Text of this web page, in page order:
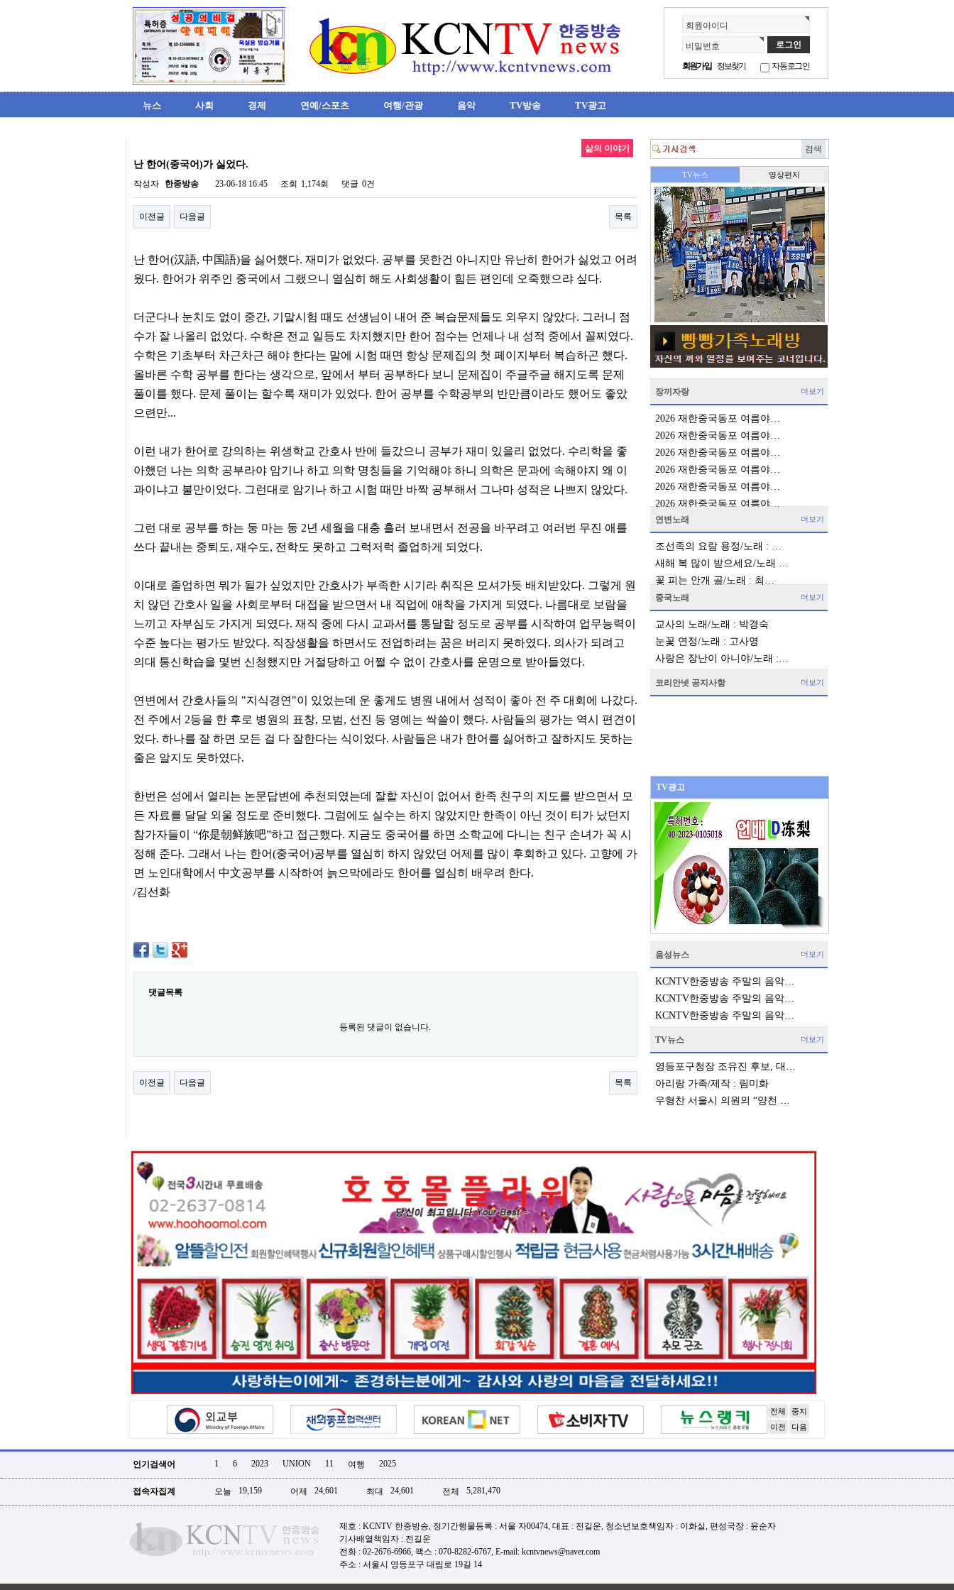
회원아이디
비밀번호
회원가입
정보찾기 자동로그인
뉴스 사회 경제 연예/스포츠 여행/관광 음악 TV방송 TV광고
탑-
시
리
스
구
미
프
진
미
진
약
국
임
중
절
토
트
사
이
위
비
웹
토
끼
시
간
무
료
24
간
대
출
밍
갱
통
영
만
남
찾
기
출
비
아
DOMCLUB
코
리
아
아
e
뉴
비
아
센
강
법
링
114
출
대
출
후
아
비
아
릴
삶의 이야기
난 한어(중국어)가 싫었다.
작성자 한중방송 23-06-18 16:45 조회 1,174회 댓글 0건
이전글 다음글 목록
난 한어(汉語, 中国語)을 싫어했다. 재미가 없었다. 공부를 못한건 아니지만 유난히 한어가 싫었고 어려
웠다. 한어가 위주인 중국에서 그랬으니 열심히 해도 사회생활이 힘든 편인데 오죽했으랴 싶다.
​더군다나 눈치도 없이 중간, 기말시험 때도 선생님이 내어 준 복습문제들도 외우지 않았다. 그러니 점
수가 잘 나올리 없었다. 수학은 전교 일등도 차지했지만 한어 점수는 언제나 내 성적 중에서 꼴찌였다.
수학은 기초부터 차근차근 해야 한다는 말에 시험 때면 항상 문제집의 첫 페이지부터 복습하곤 했다.
올바른 수학 공부를 한다는 생각으로, 앞에서 부터 공부하다 보니 문제집이 주글주글 해지도록 문제
풀이를 했다. 문제 풀이는 할수록 재미가 있었다. 한어 공부를 수학공부의 반만큼이라도 했어도 좋았
으련만...
​이런 내가 한어로 강의하는 위생학교 간호사 반에 들갔으니 공부가 재미 있을리 없었다. ​수리학을 좋
아했던 나는 의학 공부라야 암기나 하고 의학 명칭들을 기억해야 하니 의학은 문과에 속해야지 왜 이
과이냐고 불만이었다. 그런대로 암기나 하고 시험 때만 바짝 공부해서 그나마 성적은 나쁘지 않았다.
그런 대로 공부를 하는 둥 마는 둥 2년 세월을 대충 흘러 보내면서 전공을 바꾸려고 여러번 무진 애를
쓰다 끝내는 중퇴도, 재수도, 전학도 못하고 그럭저럭 졸업하게 되었다.
이대로 졸업하면 뭐가 될가 싶었지만 간호사가 부족한 시기라 취직은 모셔가듯 배치받았다. 그렇게 원
치 않던 간호사 일을 사회로부터 대접을 받으면서 내 직업에 애착을 가지게 되였다. 나름대로 보람을
느끼고 자부심도 가지게 되였다. 재직 중에 다시 교과서를 통달할 정도로 공부를 시작하여 업무능력이
수준 높다는 평가도 받았다. 직장생활을 하면서도 전업하려는 꿈은 버리지 못하였다. 의사가 되려고
의대 통신학습을 몇번 신청했지만 거절당하고 어쩔 수 없이 간호사를 운명으로 받아들였다.
연변에서 간호사들의 "지식경연"이 있었는데 운 좋게도 병원 내에서 성적이 좋아 전 주 대회에 나갔다.
전 주에서 2등을 한 후로 병원의 표창, 모범, 선진 등 영예는 싹쓸이 했다. 사람들의 평가는 역시 편견이
었다. 하나를 잘 하면 모든 걸 다 잘한다는 식이었다. 사람들은 내가 한어를 싫어하고 잘하지도 못하는
줄은 알지도 못하였다.
한번은 성에서 열리는 논문답변에 추천되였는데 잘할 자신이 없어서 한족 친구의 지도를 받으면서 모
든 자료를 달달 외울 정도로 준비했다. 그럼에도 실수는 하지 않았지만 한족이 아닌 것이 티가 났던지
참가자들이 “你是朝鲜族吧”하고 접근했다. 지금도 중국어를 하면 소학교에 다니는 친구 손녀가 꼭 시
정해 준다. 그래서 나는 한어(중국어)공부를 열심히 하지 않았던 어제를 많이 후회하고 있다. 고향에 가
면 노인대학에서 中文공부를 시작하여 늙으막에라도 한어를 열심히 배우려 한다.
/김선화
댓글목록
등록된 댓글이 없습니다.
이전글 다음글 목록
장끼자랑
2026 재한중국동포 여름야…
2026 재한중국동포 여름야…
2026 재한중국동포 여름야…
2026 재한중국동포 여름야…
2026 재한중국동포 여름야…
2026 재한중국동포 여름야…
더보기
연변노래
조선족의 요람 용정/노래 : …
새해 복 많이 받으세요/노래 …
꽃 피는 안개 골/노래 : 최…
더보기
중국노래
교사의 노래/노래 : 박경숙
눈꽃 연정/노래 : 고사영
사랑은 장난이 아니야/노래 :…
더보기
코리안넷 공지사항 더보기
TV광고
음성뉴스
KCNTV한중방송 주말의 음악…
KCNTV한중방송 주말의 음악…
KCNTV한중방송 주말의 음악…
더보기
TV뉴스
영등포구청장 조유진 후보, 대…
아리랑 가족/제작 : 림미화
우형찬 서울시 의원의 “양천 …
더보기
전체
중지
이전
다음
인기검색어 1 6 2023 UNION 11 여행 2025
접속자집계 오늘 19,159 어제 24,601 최대 24,601 전체 5,281,470
제호 : KCNTV 한중방송, 정기간행물등록 : 서울 자00474, 대표 : 전길운, 청소년보호책임자 : 이화실, 편성국장 : 윤순자
기사배열책임자 : 전길운
전화 : 02-2676-6966, 팩스 : 070-8282-6767, E-mail: kcntvnews@naver.com
주소 : 서울시 영등포구 대림로 19길 14